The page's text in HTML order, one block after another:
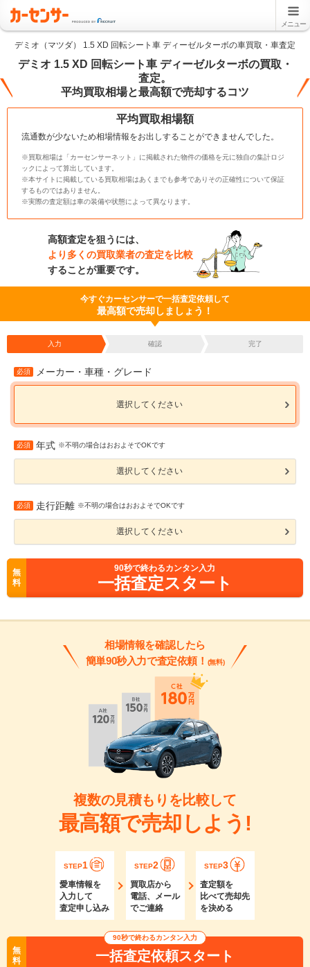
メニュー
デミオ（マツダ） 1.5 XD 回転シート車 ディーゼルターボの車買取・車査定
デミオ 1.5 XD 回転シート車 ディーゼルターボの買取・
査定。
平均買取相場と最高額で売却するコツ
平均買取相場額
流通数が少ないため相場情報をお出しすることができませんでした。
※買取相場は「カーセンサーネット」に掲載された物件の価格を元に独自の集計ロジ
ックによって算出しています。
※本サイトに掲載している買取相場はあくまでも参考でありその正確性について保証
するものではありません。
※実際の査定額は車の装備や状態によって異なります。
高額査定を狙うには、
より多くの買取業者の査定を比較
することが重要です。
今すぐカーセンサーで一括査定依頼して
最高額で売却しましょう！
入力 確認 完了
必須 メーカー・車種・グレード
選択してください
必須 年式 ※不明の場合はおおよそでOKです
選択してください
必須 走行距離 ※不明の場合はおおよそでOKです
選択してください
無
料
90秒で終わるカンタン入力
一括査定スタート
相場情報を確認したら
簡単90秒入力で査定依頼！ (無料)
複数の見積もりを比較して
最高額で売却しよう!
STEP1
愛車情報を
入力して
査定申し込み
STEP2
買取店から
電話、メール
でご連絡
STEP3
査定額を
比べて売却先
を決める
無
料
90秒で終わるカンタン入力
一括査定依頼スタート